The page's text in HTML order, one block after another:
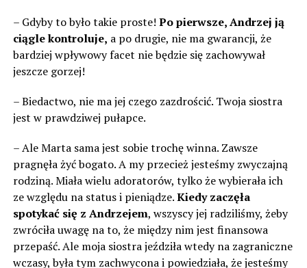
– Gdyby to było takie proste! Po pierwsze, Andrzej ją
ciągle kontroluje, a po drugie, nie ma gwarancji, że
bardziej wpływowy facet nie będzie się zachowywał
jeszcze gorzej!
– Biedactwo, nie ma jej czego zazdrościć. Twoja siostra
jest w prawdziwej pułapce.
– Ale Marta sama jest sobie trochę winna. Zawsze
pragnęła żyć bogato. A my przecież jesteśmy zwyczajną
rodziną. Miała wielu adoratorów, tylko że wybierała ich
ze względu na status i pieniądze.Kiedy zaczęła
spotykać się z Andrzejem, wszyscy jej radziliśmy, żeby
zwróciła uwagę na to, że między nim jest finansowa
przepaść. Ale moja siostra jeździła wtedy na zagraniczne
wczasy, była tym zachwycona i powiedziała, że ​​jesteśmy